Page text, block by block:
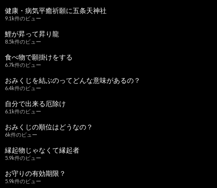
健康・病気平癒祈願に五条天神社
9.1k件のビュー
鯉が昇って昇り龍
8.5k件のビュー
食べ物で願掛けをする
6.7k件のビュー
おみくじを結ぶのってどんな意味があるの？
6.4k件のビュー
自分で出来る厄除け
6.1k件のビュー
おみくじの順位はどうなの？
6k件のビュー
縁起物じゃなくて縁起者
5.9k件のビュー
お守りの有効期限？
5.9k件のビュー